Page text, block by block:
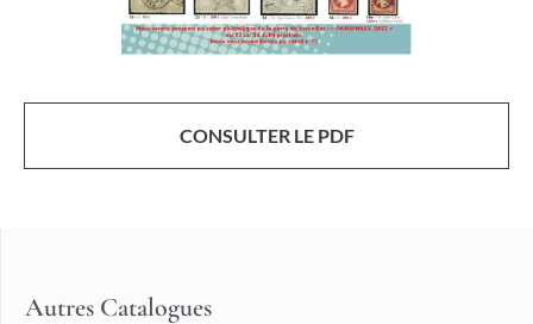
CONSULTER LE PDF
Autres Catalogues